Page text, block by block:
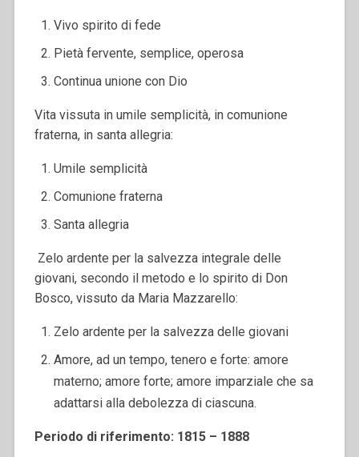
Vivo spirito di fede
Pietà fervente, semplice, operosa
Continua unione con Dio
Vita vissuta in umile semplicità, in comunione
fraterna, in santa allegria:
Umile semplicità
Comunione fraterna
Santa allegria
Zelo ardente per la salvezza integrale delle
giovani, secondo il metodo e lo spirito di Don
Bosco, vissuto da Maria Mazzarello:
Zelo ardente per la salvezza delle giovani
Amore, ad un tempo, tenero e forte: amore
materno; amore forte; amore imparziale che sa
adattarsi alla debolezza di ciascuna.
Periodo di riferimento: 1815 – 1888